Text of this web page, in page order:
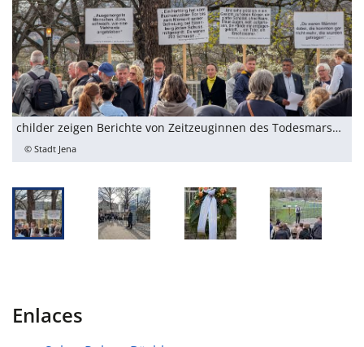
childer zeigen Berichte von Zeitzeuginnen des Todesmarsches durch Jena.
© Stadt Jena
Enlaces